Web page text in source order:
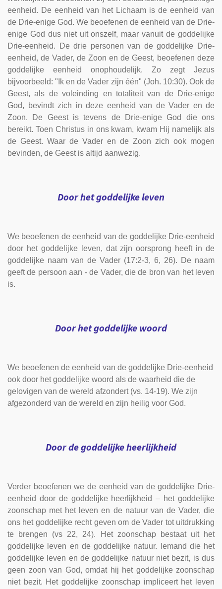
eenheid. De eenheid van het Lichaam is de eenheid van
de Drie-enige God. We beoefenen de eenheid van de Drie-
enige God dus niet uit onszelf, maar vanuit de goddelijke
Drie-eenheid. De drie personen van de goddelijke Drie-
eenheid, de Vader, de Zoon en de Geest, beoefenen deze
goddelijke eenheid onophoudelijk. Zo zegt Jezus
bijvoorbeeld: "Ik en de Vader zijn één" (Joh. 10:30). Ook de
Geest, als de voleinding en totaliteit van de Drie-enige
God, bevindt zich in deze eenheid van de Vader en de
Zoon. De Geest is tevens de Drie-enige God die ons
bereikt. Toen Christus in ons kwam, kwam Hij namelijk als
de Geest. Waar de Vader en de Zoon zich ook mogen
bevinden, de Geest is altijd aanwezig.
Door het goddelijke leven
We beoefenen de eenheid van de goddelijke Drie-eenheid
door het goddelijke leven, dat zijn oorsprong heeft in de
goddelijke naam van de Vader (17:2-3, 6, 26). De naam
geeft de persoon aan - de Vader, die de bron van het leven
is.
Door het goddelijke woord
We beoefenen de eenheid van de goddelijke Drie-eenheid
ook door het goddelijke woord als de waarheid die de
gelovigen van de wereld afzondert (vs. 14-19). We zijn
afgezonderd van de wereld en zijn heilig voor God.
Door de goddelijke heerlijkheid
Verder beoefenen we de eenheid van de goddelijke Drie-
eenheid door de goddelijke heerlijkheid – het goddelijke
zoonschap met het leven en de natuur van de Vader, die
ons het goddelijke recht geven om de Vader tot uitdrukking
te brengen (vs 22, 24). Het zoonschap bestaat uit het
goddelijke leven en de goddelijke natuur. Iemand die het
goddelijke leven en de goddelijke natuur niet bezit, is dus
geen zoon van God, omdat hij het goddelijke zoonschap
niet bezit. Het goddelijke zoonschap impliceert het leven